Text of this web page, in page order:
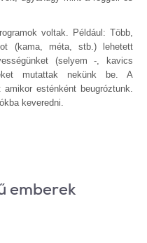
voltak. Például: Több,
(kama, méta, stb.) lehetett
(selyem -, kavics
mutattak nekünk be. A
esténként beugróztunk.
keveredni.
emberek